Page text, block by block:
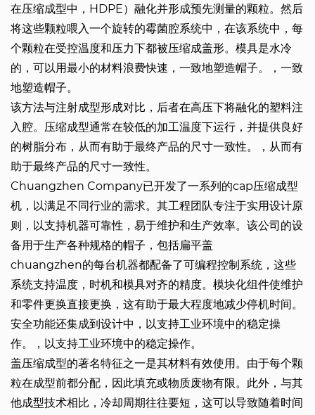
在压缩成型中，HDPE）融化并形成预先测量的颗粒。然后
将这些颗粒喂入一个旋转的霉菌腔系统中，在该系统中，每
个颗粒在受控温度和压力下都被压缩成盖形。模具是水冷
的，可以用最小的材料浪费快速，一致地塑造帽子。，一致
地塑造帽子。
该方法与注射成型形成对比，后者在高压下将融化的塑料注
入腔。压缩成型通常在较低的加工温度下运行，并提供良好
的树脂分布，从而有助于最终产品的尺寸一致性。，从而有
助于最终产品的尺寸一致性。
Chuangzhen Company已开发了一系列的cap压缩成型
机，以满足不同行业的需求。其工程团队专注于实用设计原
则，以支持机器可靠性，易于维护和生产效率。该公司的设
备用于生产各种规格的帽子，包括扁平盖
chuangzhen的每台机器都配备了可编程控制系统，这些
系统支持温度，时机和模具对齐的精度。模块化组件使维护
和零件更换直接更换，这有助于最大程度地减少停机时间。
安全功能还集成到设计中，以支持工业环境中的稳定操
作。，以支持工业环境中的稳定操作。
盖压缩成型的著名特征之一是其材料有效使用。由于每个颗
粒在成型前都分配，因此填充或物质废物有限。此外，与其
他成型技术相比，冷却周期往往要短，这可以导致随着时间